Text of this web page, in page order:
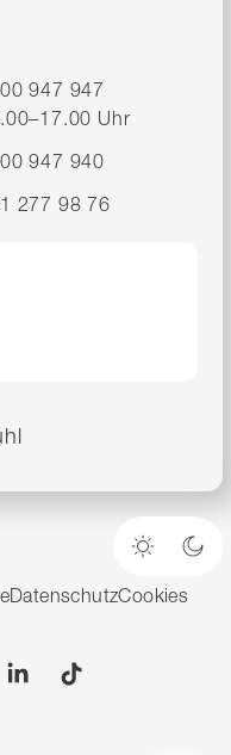
947 947
Uhr
947 940
277 98 76
Heller
DatenschutzCookies
Linkedin